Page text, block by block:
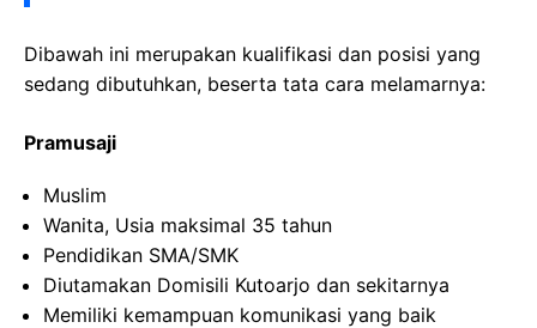
Dibawah ini merupakan kualifikasi dan posisi yang
sedang dibutuhkan, beserta tata cara melamarnya:
Pramusaji
Muslim
Wanita, Usia maksimal 35 tahun
Pendidikan SMA/SMK
Diutamakan Domisili Kutoarjo dan sekitarnya
Memiliki kemampuan komunikasi yang baik